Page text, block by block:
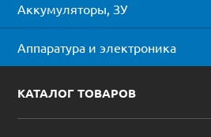
Аккумуляторы, ЗУ
Аппаратура и электроника
КАТАЛОГ ТОВАРОВ